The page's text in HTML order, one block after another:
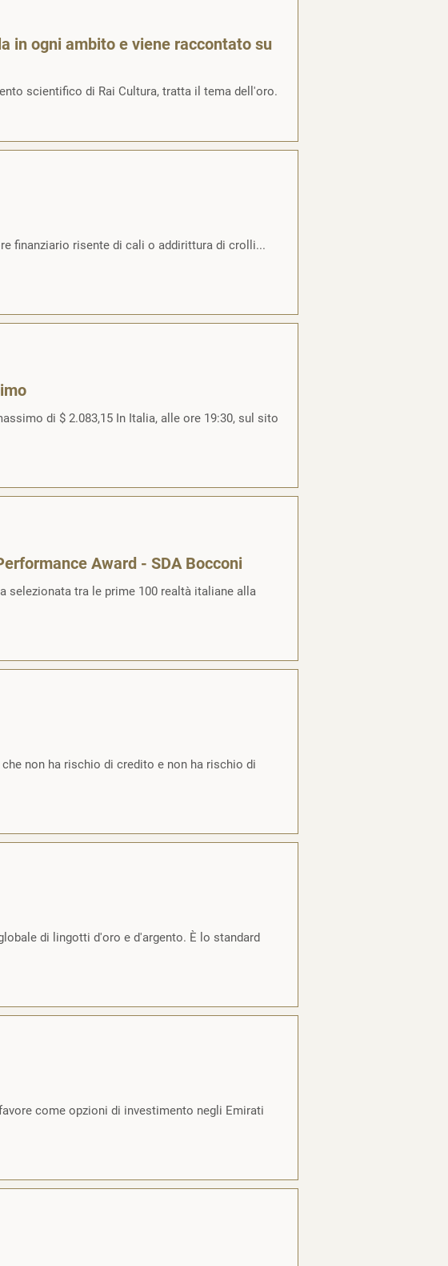
in ogni ambito e viene raccontato su
scientifico di Rai Cultura, tratta il tema dell'oro.
finanziario risente di cali o addirittura di crolli...
di $ 2.083,15 In Italia, alle ore 19:30, sul sito
Award - SDA Bocconi
selezionata tra le prime 100 realtà italiane alla
non ha rischio di credito e non ha rischio di
di lingotti d'oro e d'argento. È lo standard
come opzioni di investimento negli Emirati